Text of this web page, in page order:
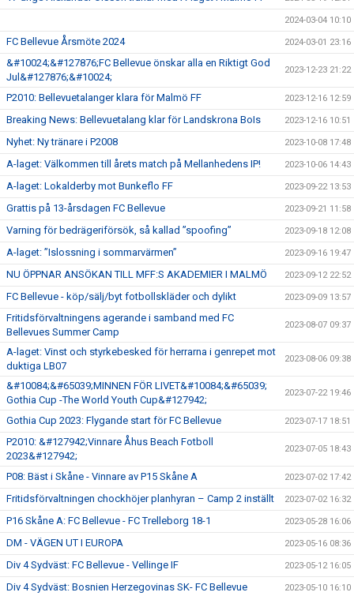
FYSTRÄNING
POLICY SOCIALA MEDIER
2024-03-04 10:10
FC Bellevue Årsmöte 2024 2024-03-01 23:16
&#10024;&#127876;FC Bellevue önskar alla en Riktigt God
Jul&#127876;&#10024;
2023-12-23 21:22
P2010: Bellevuetalanger klara för Malmö FF 2023-12-16 12:59
Breaking News: Bellevuetalang klar för Landskrona BoIs 2023-12-16 10:51
Nyhet: Ny tränare i P2008 2023-10-08 17:48
A-laget: Välkommen till årets match på Mellanhedens IP! 2023-10-06 14:43
A-laget: Lokalderby mot Bunkeflo FF 2023-09-22 13:53
Grattis på 13-årsdagen FC Bellevue 2023-09-21 11:58
Varning för bedrägeriförsök, så kallad ”spoofing” 2023-09-18 12:08
A-laget: ”Islossning i sommarvärmen” 2023-09-16 19:47
NU ÖPPNAR ANSÖKAN TILL MFF:S AKADEMIER I MALMÖ 2023-09-12 22:52
FC Bellevue - köp/sälj/byt fotbollskläder och dylikt 2023-09-09 13:57
Fritidsförvaltningens agerande i samband med FC
Bellevues Summer Camp
2023-08-07 09:37
A-laget: Vinst och styrkebesked för herrarna i genrepet mot
duktiga LB07
2023-08-06 09:38
&#10084;&#65039;MINNEN FÖR LIVET&#10084;&#65039;
Gothia Cup -The World Youth Cup&#127942;
2023-07-22 19:46
Gothia Cup 2023: Flygande start för FC Bellevue 2023-07-17 18:51
P2010: &#127942;Vinnare Åhus Beach Fotboll
2023&#127942;
2023-07-05 18:43
P08: Bäst i Skåne - Vinnare av P15 Skåne A 2023-07-02 17:42
Fritidsförvaltningen chockhöjer planhyran – Camp 2 inställt 2023-07-02 16:32
P16 Skåne A: FC Bellevue - FC Trelleborg 18-1 2023-05-28 16:06
DM - VÄGEN UT I EUROPA 2023-05-16 08:36
Div 4 Sydväst: FC Bellevue - Vellinge IF 2023-05-12 16:05
Div 4 Sydväst: Bosnien Herzegovinas SK- FC Bellevue 2023-05-10 16:10